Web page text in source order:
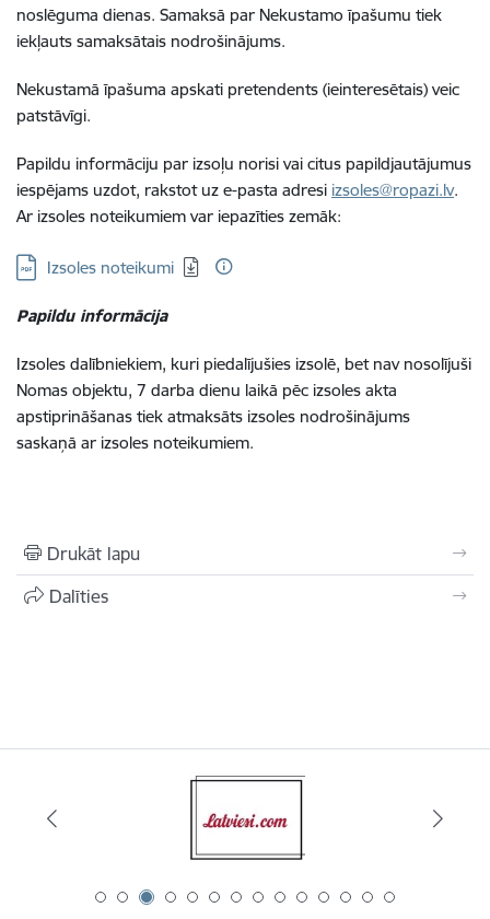
noslēguma dienas. Samaksā par Nekustamo īpašumu tiek
iekļauts samaksātais nodrošinājums.
Nekustamā īpašuma apskati pretendents (ieinteresētais) veic
patstāvīgi.
Papildu informāciju par izsoļu norisi vai citus papildjautājumus
iespējams uzdot, rakstot uz e-pasta adresi izsoles@ropazi.lv.
Ar izsoles noteikumiem var iepazīties zemāk:
Lejupielādēt:
Izsoles noteikumi
Papildu informācija
Izsoles dalībniekiem, kuri piedalījušies izsolē, bet nav nosolījuši
Nomas objektu, 7 darba dienu laikā pēc izsoles akta
apstiprināšanas tiek atmaksāts izsoles nodrošinājums
saskaņā ar izsoles noteikumiem.
Drukāt lapu
Dalīties